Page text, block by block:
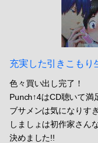
充実した引きこもり
色々買い出し完了！
Punch↑4はCD聴いて満
ブサメンは気になりす
しましょは初作家さん
決めました!!